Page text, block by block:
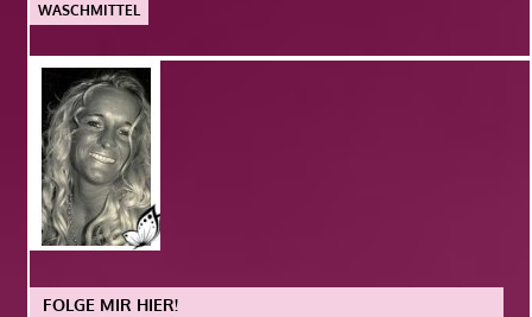
WASCHMITTEL
FOLGE MIR HIER!